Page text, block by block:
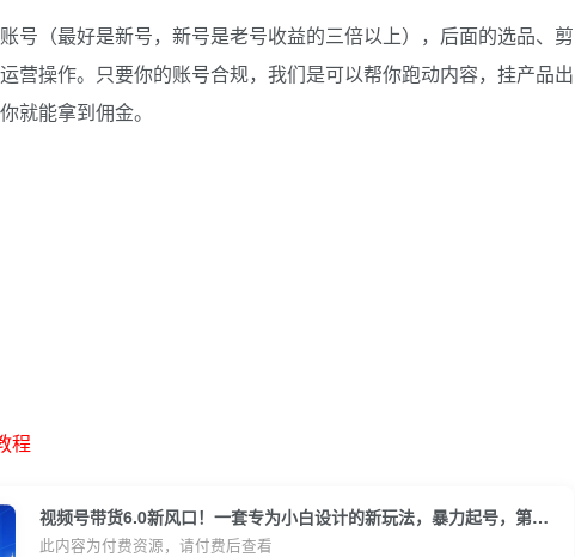
号（最好是新号，新号是老号收益的三倍以上），后面的选品、剪
营操作。只要你的账号合规，我们是可以帮你跑动内容，挂产品出
就能拿到佣金。
程
视频号带货6.0新风口！一套专为小白设计的新玩法，暴力起号，第二天就能躺赚收益
此内容为付费资源，请付费后查看